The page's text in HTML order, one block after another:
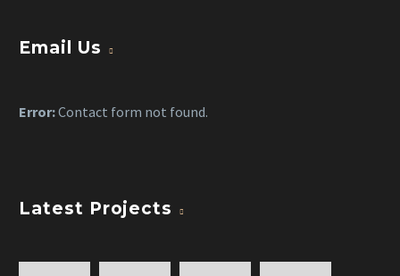
Email Us
Error:Contact form not found.
Latest Projects